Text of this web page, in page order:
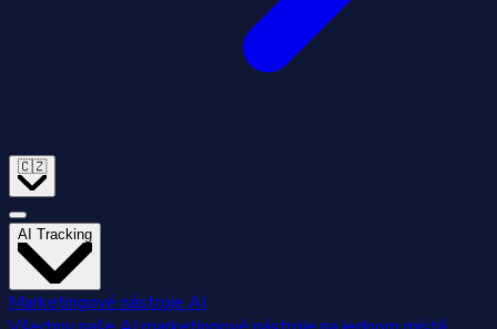
🇨🇿
AI Tracking
Marketingové nástroje AI